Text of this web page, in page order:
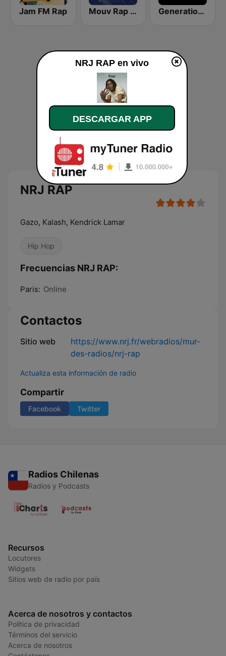
Jam FM Rap Mouv Rap Français Generations Rap FR
NRJ RAP
Gazo, Kalash, Kendrick Lamar
Hip Hop
Frecuencias NRJ RAP:
Paris: Online
Contactos
Sitio web
https://www.nrj.fr/webradios/mur-
des-radios/nrj-rap
Actualiza esta información de radio
Compartir
Facebook Twitter
Radios Chilenas
Radios y Podcasts
Recursos
Locutores
Widgets
Sitios web de radio por país
Acerca de nosotros y contactos
Política de privacidad
Términos del servicio
Acerca de nosotros
NRJ RAP en vivo
DESCARGAR APP